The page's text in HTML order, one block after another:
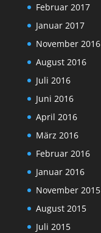
Februar 2017
Januar 2017
November 2016
August 2016
Juli 2016
Juni 2016
April 2016
März 2016
Februar 2016
Januar 2016
November 2015
August 2015
Juli 2015